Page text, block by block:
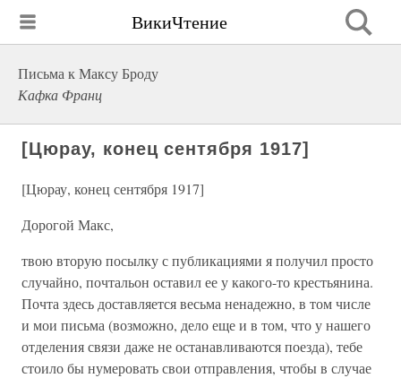
ВикиЧтение
Письма к Максу Броду
Кафка Франц
[Цюрау, конец сентября 1917]
[Цюрау, конец сентября 1917]
Дорогой Макс,
твою вторую посылку с публикациями я получил просто
случайно, почтальон оставил ее у какого-то крестьянина.
Почта здесь доставляется весьма ненадежно, в том числе
и мои письма (возможно, дело еще и в том, что у нашего
отделения связи даже не останавливаются поезда), тебе
стоило бы нумеровать свои отправления, чтобы в случае